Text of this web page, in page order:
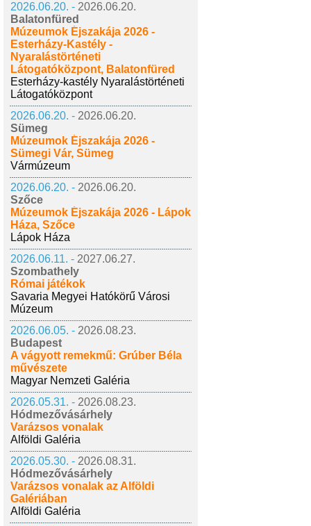
2026.06.20. - 2026.06.20.
Balatonfüred
Múzeumok Éjszakája 2026 -
Esterházy-Kastély -
Nyaralástörténeti
Látogatóközpont, Balatonfüred
Esterházy-kastély Nyaralástörténeti
Látogatóközpont
2026.06.20. - 2026.06.20.
Sümeg
Múzeumok Éjszakája 2026 -
Sümegi Vár, Sümeg
Vármúzeum
2026.06.20. - 2026.06.20.
Szőce
Múzeumok Éjszakája 2026 - Lápok
Háza, Szőce
Lápok Háza
2026.06.11. - 2027.06.27.
Szombathely
Római játékok
Savaria Megyei Hatókörű Városi
Múzeum
2026.06.05. - 2026.08.23.
Budapest
A vágyott remekmű: Grúber Béla
művészete
Magyar Nemzeti Galéria
2026.05.31. - 2026.08.23.
Hódmezővásárhely
Varázsos vonalak
Alföldi Galéria
2026.05.30. - 2026.08.31.
Hódmezővásárhely
Varázsos vonalak az Alföldi
Galériában
Alföldi Galéria